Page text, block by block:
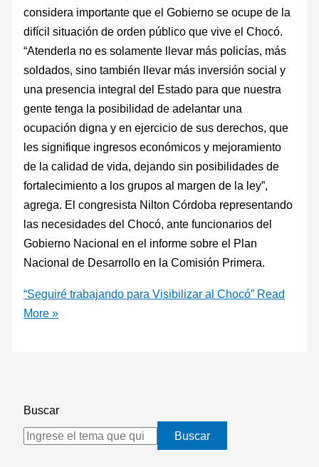
considera importante que el Gobierno se ocupe de la
difícil situación de orden público que vive el Chocó.
“Atenderla no es solamente llevar más policías, más
soldados, sino también llevar más inversión social y
una presencia integral del Estado para que nuestra
gente tenga la posibilidad de adelantar una
ocupación digna y en ejercicio de sus derechos, que
les signifique ingresos económicos y mejoramiento
de la calidad de vida, dejando sin posibilidades de
fortalecimiento a los grupos al margen de la ley”,
agrega. El congresista Nilton Córdoba representando
las necesidades del Chocó, ante funcionarios del
Gobierno Nacional en el informe sobre el Plan
Nacional de Desarrollo en la Comisión Primera.
“Seguiré trabajando para Visibilizar al Chocó” Read
More »
Buscar
Buscar